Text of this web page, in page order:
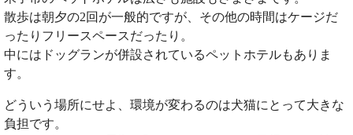
散歩は朝夕の2回が一般的ですが、その他の時間はケージだ
ったりフリースペースだったり。
中にはドッグランが併設されているペットホテルもありま
す。
どういう場所にせよ、環境が変わるのは犬猫にとって大きな
負担です。